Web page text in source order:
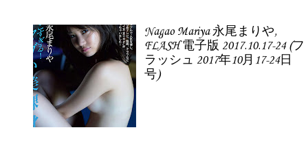
Nagao Mariya 永尾まりや,
FLASH 電子版 2017.10.17-24 (フ
ラッシュ 2017年10月17-24日
号)